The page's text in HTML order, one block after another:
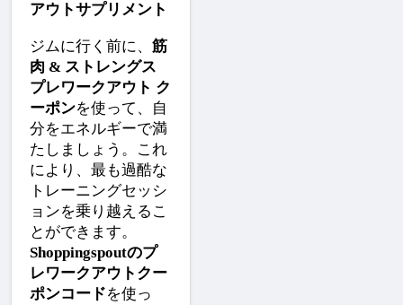
アウトサプリメント
ジムに行く前に、 筋
肉 & ストレングス
プレワークアウト ク
ーポンを使って、自
分をエネルギーで満
たしましょう。これ
により、最も過酷な
トレーニングセッシ
ョンを乗り越えるこ
とができます。
Shoppingspoutのプ
レワークアウトクー
ポンコードを使っ